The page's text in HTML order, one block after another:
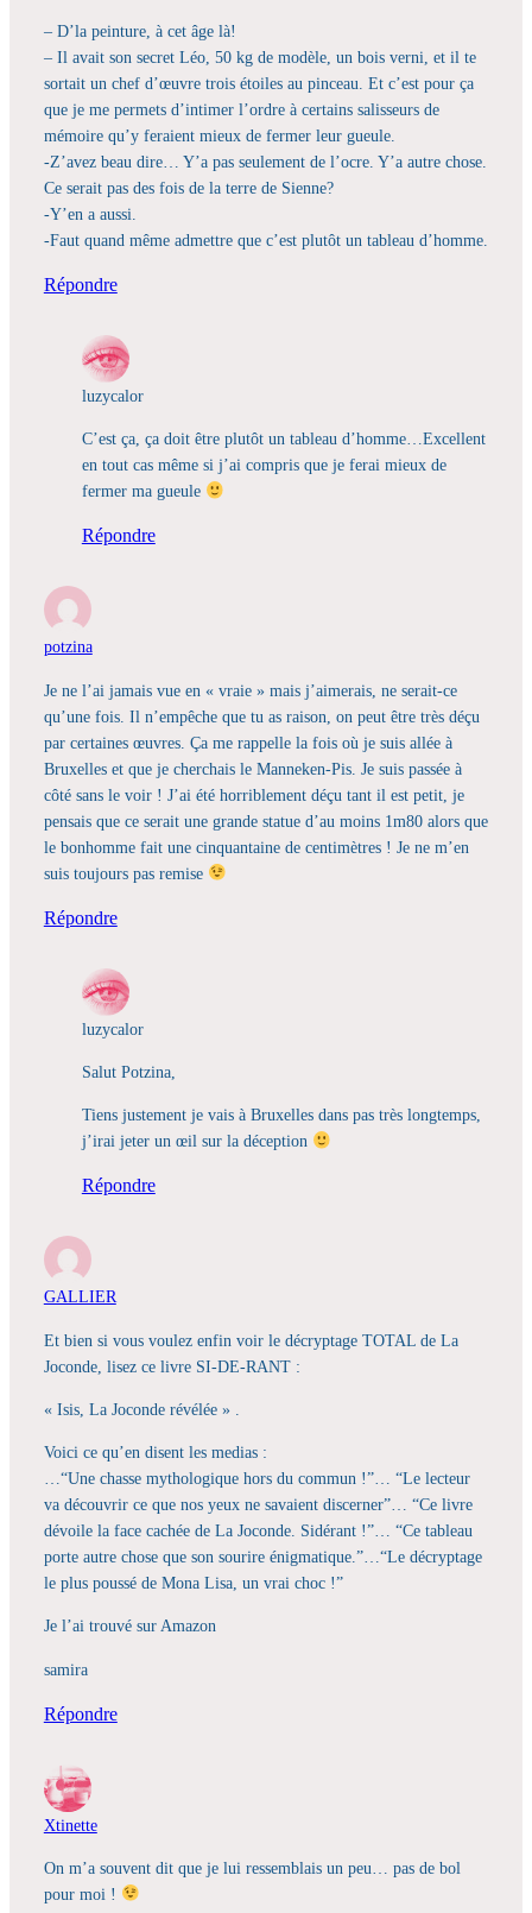
– D’la peinture, à cet âge là!
– Il avait son secret Léo, 50 kg de modèle, un bois verni, et il te
sortait un chef d’œuvre trois étoiles au pinceau. Et c’est pour ça
que je me permets d’intimer l’ordre à certains salisseurs de
mémoire qu’y feraient mieux de fermer leur gueule.
-Z’avez beau dire… Y’a pas seulement de l’ocre. Y’a autre chose.
Ce serait pas des fois de la terre de Sienne?
-Y’en a aussi.
-Faut quand même admettre que c’est plutôt un tableau d’homme.
Répondre
luzycalor
C’est ça, ça doit être plutôt un tableau d’homme…Excellent
en tout cas même si j’ai compris que je ferai mieux de
fermer ma gueule
Répondre
potzina
Je ne l’ai jamais vue en « vraie » mais j’aimerais, ne serait-ce
qu’une fois. Il n’empêche que tu as raison, on peut être très déçu
par certaines œuvres. Ça me rappelle la fois où je suis allée à
Bruxelles et que je cherchais le Manneken-Pis. Je suis passée à
côté sans le voir ! J’ai été horriblement déçu tant il est petit, je
pensais que ce serait une grande statue d’au moins 1m80 alors que
le bonhomme fait une cinquantaine de centimètres ! Je ne m’en
suis toujours pas remise
Répondre
luzycalor
Salut Potzina,
Tiens justement je vais à Bruxelles dans pas très longtemps,
j’irai jeter un œil sur la déception
Répondre
GALLIER
Et bien si vous voulez enfin voir le décryptage TOTAL de La
Joconde, lisez ce livre SI-DE-RANT :
« Isis, La Joconde révélée » .
Voici ce qu’en disent les medias :
…“Une chasse mythologique hors du commun !”… “Le lecteur
va découvrir ce que nos yeux ne savaient discerner”… “Ce livre
dévoile la face cachée de La Joconde. Sidérant !”… “Ce tableau
porte autre chose que son sourire énigmatique.”…“Le décryptage
le plus poussé de Mona Lisa, un vrai choc !”
Je l’ai trouvé sur Amazon
samira
Répondre
Xtinette
On m’a souvent dit que je lui ressemblais un peu… pas de bol
pour moi !